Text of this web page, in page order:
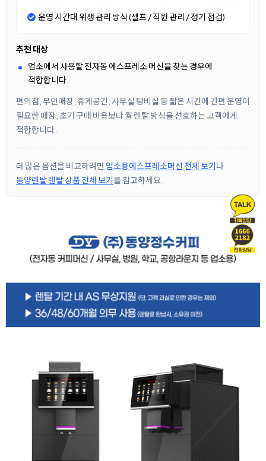
운영 시간대 위생 관리 방식 (셀프 / 직원 관리 / 정기 점검)
추천 대상
업소에서 사용할 전자동 에스프레소 머신을 찾는 경우에
적합합니다.
편의점, 무인매장, 휴게공간, 사무실 탕비실 등 짧은 시간에 간편 운영이
필요한 매장, 초기 구매 비용보다 월 렌탈 방식을 선호하는 고객에게
적합합니다.
더 많은 옵션을 비교하려면 업소용에스프레소머신 전체 보기나
동양렌탈 렌탈 상품 전체 보기를 참고하세요.